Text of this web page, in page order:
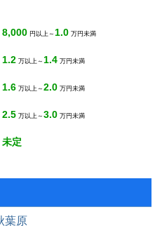
8,000 円以上～ 1.0 万円未満
1.2 万以上～ 1.4 万円未満
1.6 万以上～ 2.0 万円未満
2.5 万以上～ 3.0 万円未満
未定
葉原